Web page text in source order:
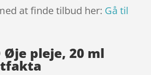
at finde tilbud her: Gå til
Øje pleje, 20 ml